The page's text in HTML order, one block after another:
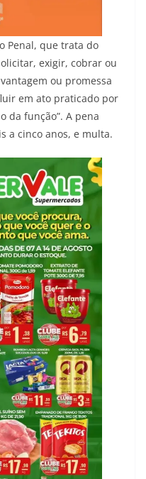
Penal, que trata do
exigir, cobrar ou
ou promessa
em ato praticado por
da função”. A pena
a cinco anos, e multa.